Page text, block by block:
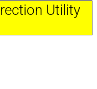
Utility